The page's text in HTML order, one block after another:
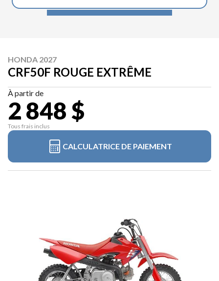
HONDA 2027
CRF50F ROUGE EXTRÊME
À partir de
2 848 $
Tous frais inclus
CALCULATRICE DE PAIEMENT